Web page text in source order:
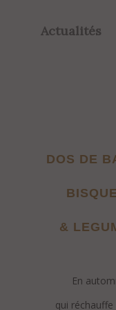
Actualités
DOS DE
&
En
qui